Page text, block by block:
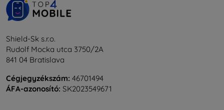
Shield-Sk s.r.o.
Rudolf Mocka utca 3750/2A
841 04 Bratislava
Cégjegyzékszám: 46701494
ÁFA-azonosító: SK2023549671